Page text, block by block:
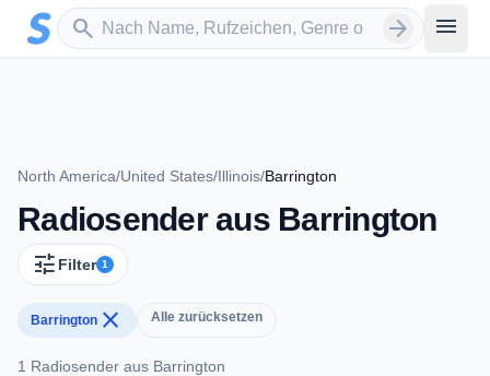
Zum Hauptinhalt springen
search
Sender suchen arrow_forward menu
North America/United States/Illinois/Barrington
Radiosender aus Barrington
tune Filter 1
Barrington close Alle zurücksetzen
1 Radiosender aus Barrington